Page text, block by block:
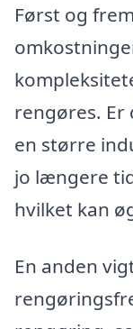
Først og
rengøres. Er
en større
jo længere
hvilket kan
En anden